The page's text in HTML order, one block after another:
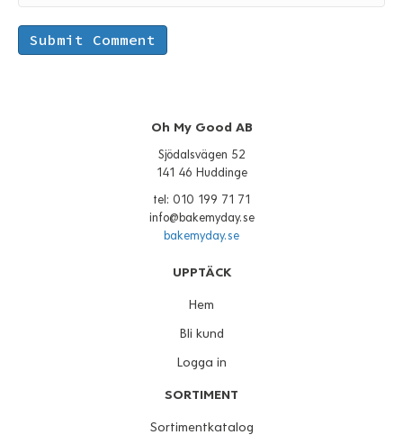
Oh My Good AB
Sjödalsvägen 52
141 46 Huddinge
tel: 010 199 71 71
info@bakemyday.se
bakemyday.se
UPPTÄCK
Hem
Bli kund
Logga in
SORTIMENT
Sortimentkatalog